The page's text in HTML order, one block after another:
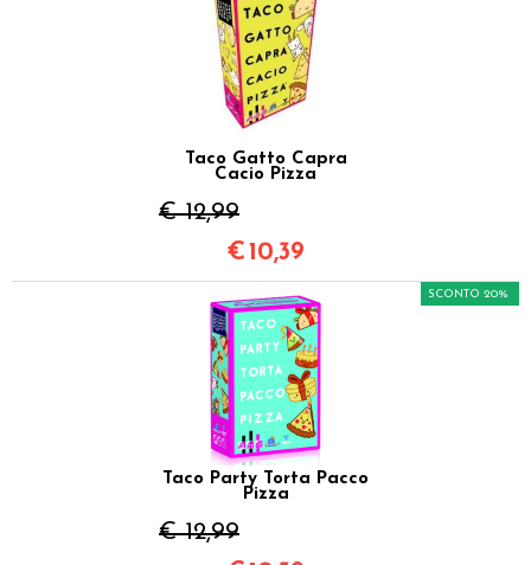
Taco Gatto Capra
Cacio Pizza
€ 12,99
€ 10,39
Taco Party Torta Pacco
Pizza
€ 12,99
SCONTO 20%